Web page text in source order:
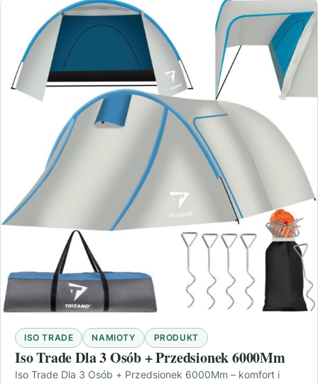
ISO TRADE NAMIOTY PRODUKT
Iso Trade Dla 3 Osób + Przedsionek 6000Mm
Iso Trade Dla 3 Osób + Przedsionek 6000Mm – komfort i